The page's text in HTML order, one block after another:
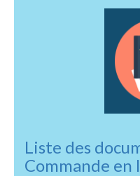
Liste des
Commande en